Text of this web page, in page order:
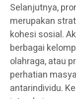
Selanjutnya,
merupakan
kohesi sosial.
berbagai
olahraga, atau
perhatian
antarindividu.